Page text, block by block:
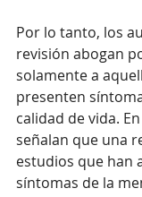
Por lo tanto, los
revisión abogan
solamente a
presenten
calidad de vida.
señalan que una
estudios que han
síntomas de la